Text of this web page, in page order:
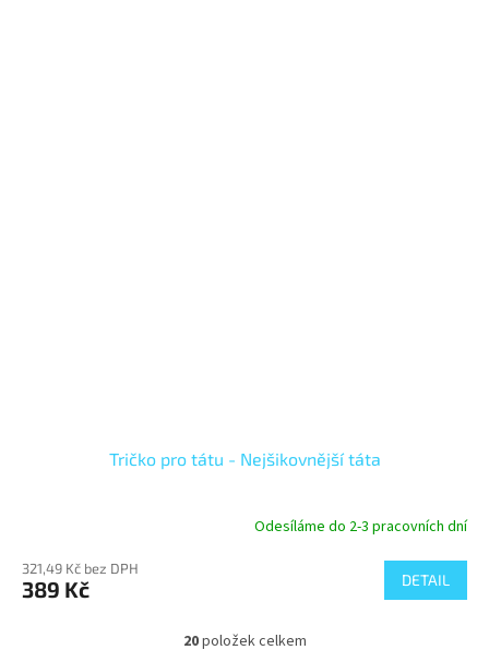
Tričko pro tátu - Nejšikovnější táta
Odesíláme do 2-3 pracovních dní
321,49 Kč bez DPH
389 Kč DETAIL
O
20položek celkem